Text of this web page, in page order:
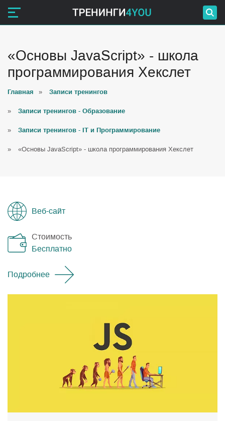
«Основы JavaScript» - школа
программирования Хекслет
Главная » Записи тренингов
» Записи тренингов - Образование
» Записи тренингов - IT и Программирование
» «Основы JavaScript» - школа программирования Хекслет
Веб-сайт
Стоимость
Бесплатно
Подробнее